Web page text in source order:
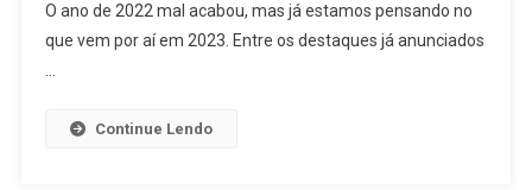
O ano de 2022 mal acabou, mas já estamos pensando no
que vem por aí em 2023. Entre os destaques já anunciados
…
Continue Lendo